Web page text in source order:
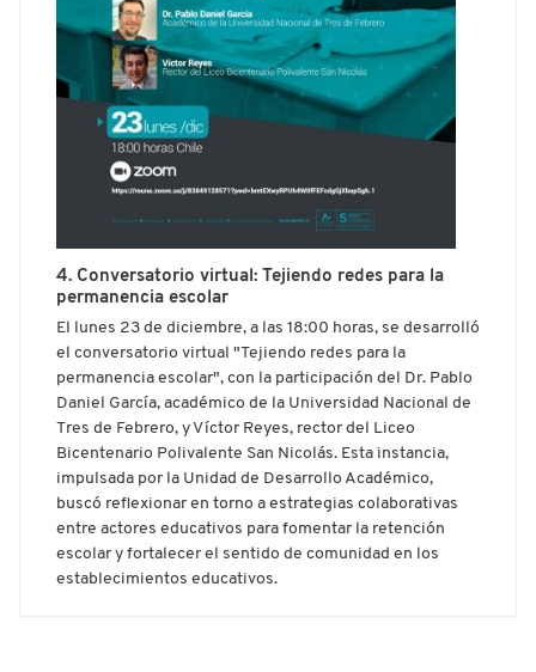
4. Conversatorio virtual: Tejiendo redes para la
permanencia escolar
El lunes 23 de diciembre, a las 18:00 horas, se desarrolló
el conversatorio virtual "Tejiendo redes para la
permanencia escolar", con la participación del Dr. Pablo
Daniel García, académico de la Universidad Nacional de
Tres de Febrero, y Víctor Reyes, rector del Liceo
Bicentenario Polivalente San Nicolás. Esta instancia,
impulsada por la Unidad de Desarrollo Académico,
buscó reflexionar en torno a estrategias colaborativas
entre actores educativos para fomentar la retención
escolar y fortalecer el sentido de comunidad en los
establecimientos educativos.